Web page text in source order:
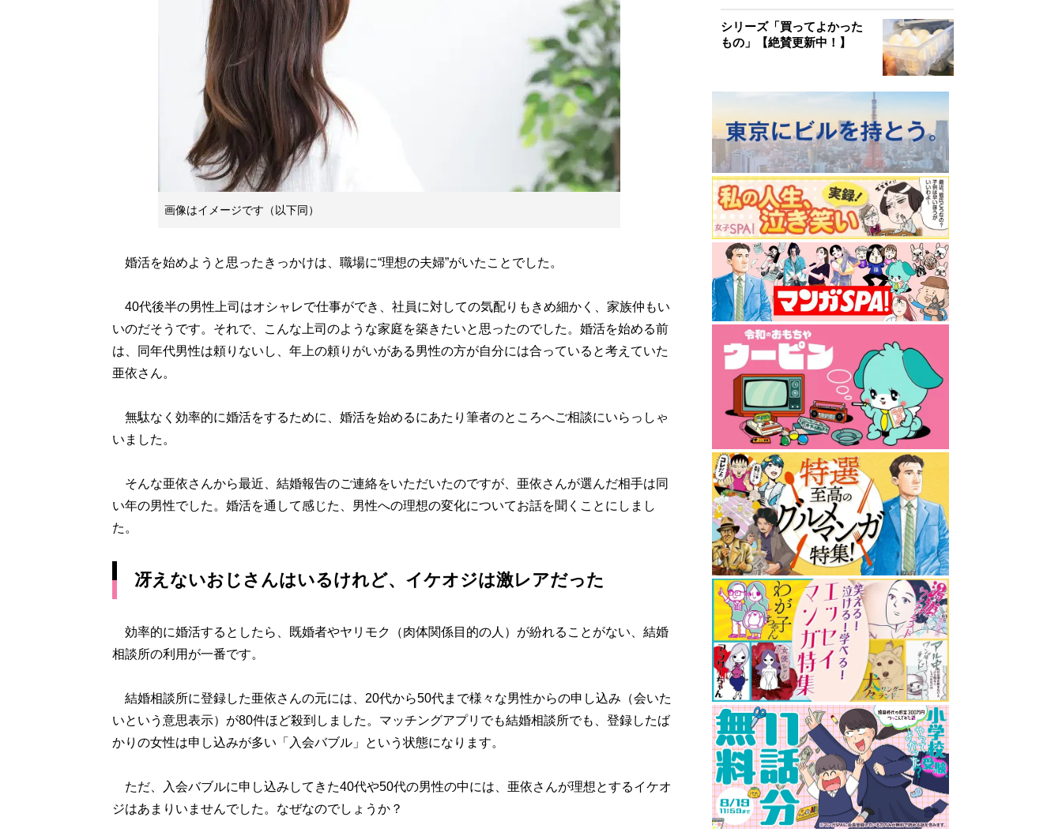
画像はイメージです（以下同）
婚活を始めようと思ったきっかけは、職場に“理想の夫婦”がいたことでした。
40代後半の男性上司はオシャレで仕事ができ、社員に対しての気配りもきめ細かく、家族仲もい
いのだそうです。それで、こんな上司のような家庭を築きたいと思ったのでした。婚活を始める前
は、同年代男性は頼りないし、年上の頼りがいがある男性の方が自分には合っていると考えていた
亜依さん。
無駄なく効率的に婚活をするために、婚活を始めるにあたり筆者のところへご相談にいらっしゃ
いました。
そんな亜依さんから最近、結婚報告のご連絡をいただいたのですが、亜依さんが選んだ相手は同
い年の男性でした。婚活を通して感じた、男性への理想の変化についてお話を聞くことにしまし
た。
冴えないおじさんはいるけれど、イケオジは激レアだった
効率的に婚活するとしたら、既婚者やヤリモク（肉体関係目的の人）が紛れることがない、結婚
相談所の利用が一番です。
結婚相談所に登録した亜依さんの元には、20代から50代まで様々な男性からの申し込み（会いた
いという意思表示）が80件ほど殺到しました。マッチングアプリでも結婚相談所でも、登録したば
かりの女性は申し込みが多い「入会バブル」という状態になります。
ただ、入会バブルに申し込みしてきた40代や50代の男性の中には、亜依さんが理想とするイケオ
ジはあまりいませんでした。なぜなのでしょうか？
シリーズ「買ってよかった
もの」【絶賛更新中！】